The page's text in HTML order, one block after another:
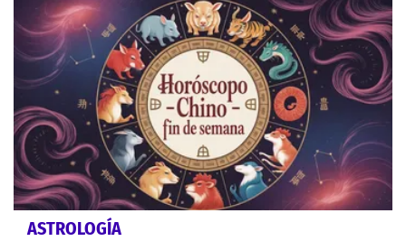
ASTROLOGÍA